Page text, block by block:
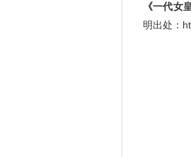
《一代女
明出处：